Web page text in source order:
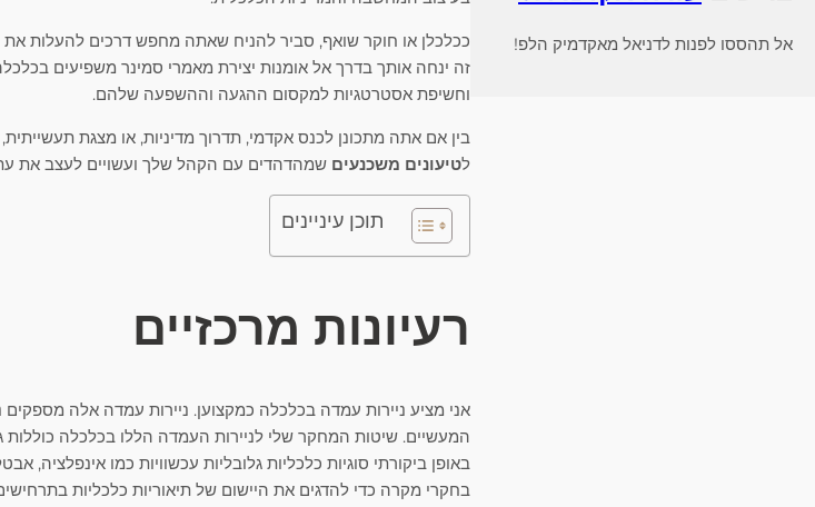
אל תהססו לפנות לדניאל מאקדמיק הלפ!
ככלכלן או חוקר שואף, סביר להניח שאתה מחפש דרכים להעלות
זה ינחה אותך בדרך אל אומנות יצירת מאמרי סמינר משפיעים
וחשיפת אסטרטגיות למקסום ההגעה וההשפעה שלהם.
בין אם אתה מתכונן לכנס אקדמי, תדרוך מדיניות, או מצגת
לטיעונים משכנעים שמהדהדים עם הקהל שלך ועשויים לעצב את
תוכן עיניינים
רעיונות מרכזיים
אני מציע ניירות עמדה בכלכלה כמקצוען. ניירות עמדה אלה מספקים
המעשיים. שיטות המחקר שלי לניירות העמדה הללו בכלכלה כוללות
באופן ביקורתי סוגיות כלכליות גלובליות עכשוויות כמו
בחקרי מקרה כדי להדגים את היישום של תיאוריות כלכליות